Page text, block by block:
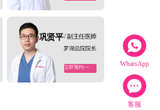
WhatsApp
客服
巩贤平/ 副主任医师
罗湖总院院长
立即预约>>